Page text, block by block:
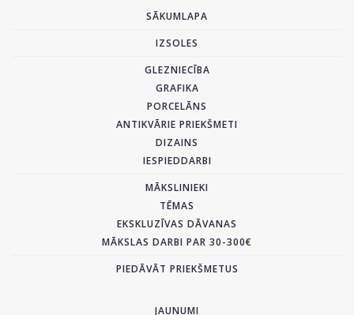
SĀKUMLAPA
IZSOLES
GLEZNIECĪBA
GRAFIKA
PORCELĀNS
ANTIKVĀRIE PRIEKŠMETI
DIZAINS
IESPIEDDARBI
MĀKSLINIEKI
TĒMAS
EKSKLUZĪVAS DĀVANAS
MĀKSLAS DARBI PAR 30-300€
PIEDĀVĀT PRIEKŠMETUS
JAUNUMI